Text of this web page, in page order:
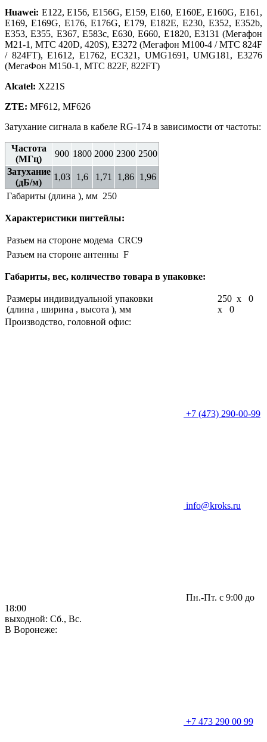
Huawei: E122,E156, E156G, E159,E160, E160E,E160G, E161,
E169, E169G, E176, E176G, E179, E182E, E230, E352, E352b,
E353,E355, E367, E583c, E630,E660, E1820, E3131 (Мегафон
М21-1, МТС 420D, 420S), E3272 (Мегафон M100-4 / МТС 824F
/ 824FT),E1612, E1762,EC321, UMG1691,UMG181,E3276
(МегаФон М150-1, МТС 822F, 822FT)
Alcatel: X221S
ZTE: MF612, MF626
Затухание сигнала в кабеле RG-174 в зависимости от частоты:
Частота
(МГц)
900 1800 2000 2300 2500
Затухание
(дБ/м)
1,03 1,6 1,71 1,86 1,96
Габариты (длина ), мм 250
Характеристики пигтейлы:
Разъем на стороне модема CRC9
Разъем на стороне антенны F
Габариты, вес, количество товара в упаковке:
Размеры индивидуальной упаковки
(длина , ширина , высота ), мм
250 x 0
x 0
Производство, головной офис:
+7 (473) 290-00-99
info@kroks.ru
Пн.-Пт. с 9:00 до
18:00
выходной: Сб., Вс.
В Воронеже:
+7 473 290 00 99